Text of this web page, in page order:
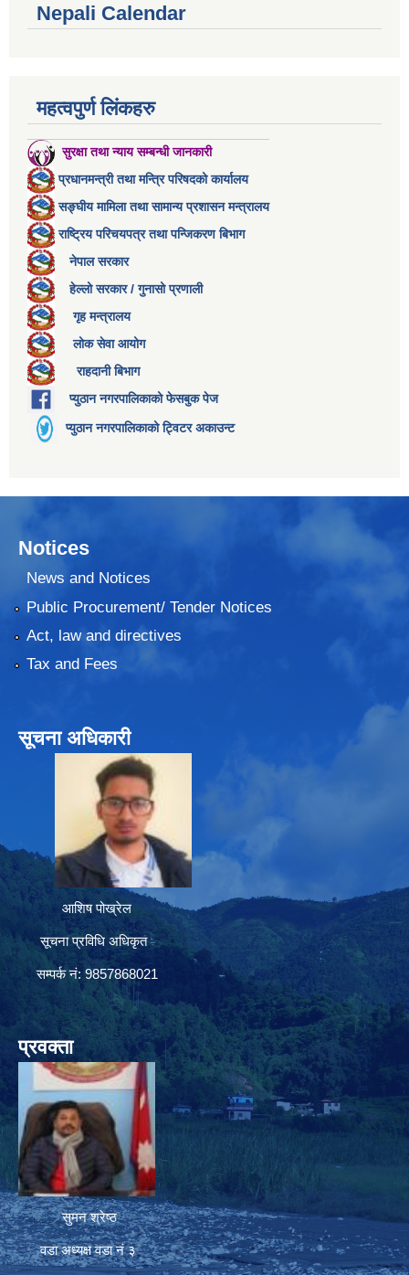
Nepali Calendar
महत्वपुर्ण लिंकहरु
सुरक्षा तथा न्याय सम्बन्धी जानकारी
प्रधानमन्त्री तथा मन्त्रि परिषदको कार्यालय
सङ्घीय मामिला तथा सामान्य प्रशासन मन्त्रालय
राष्ट्रिय परिचयपत्र तथा पन्जिकरण बिभाग
नेपाल सरकार
हेल्लो सरकार / गुनासो प्रणाली
गृह मन्त्रालय
लोक सेवा आयोग
राहदानी बिभाग
प्युठान नगरपालिकाको फेसबुक पेज
प्युठान नगरपालिकाको ट्विटर अकाउन्ट
Notices
News and Notices
Public Procurement/ Tender Notices
Act, law and directives
Tax and Fees
सूचना अधिकारी
आशिष पोख्रेल
सूचना प्रविधि अधिकृत
सम्पर्क नं: 9857868021
प्रवक्ता
सुमन श्रेष्ठ
वडा अध्यक्ष वडा नं ३